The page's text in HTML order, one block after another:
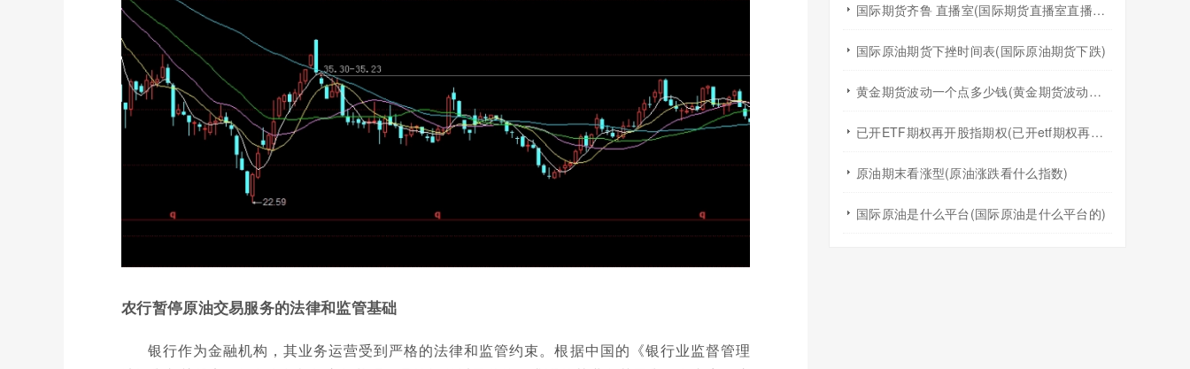
农行暂停原油交易服务的法律和监管基础
银行作为金融机构，其业务运营受到严格的法律和监管约束。根据中国的《银行业监督管理
国际期货齐鲁 直播室(国际期货直播室直播频道)
国际原油期货下挫时间表(国际原油期货下跌)
黄金期货波动一个点多少钱(黄金期货波动一个点多少钱啊)
已开ETF期权再开股指期权(已开etf期权再开股指期权怎么算)
原油期末看涨型(原油涨跌看什么指数)
国际原油是什么平台(国际原油是什么平台的)